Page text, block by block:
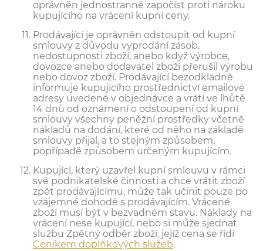
oprávněn jednostranně započíst proti nároku
kupujícího na vrácení kupní ceny.
Prodávající je oprávněn odstoupit od kupní
smlouvy z důvodu vyprodání zásob,
nedostupnosti zboží, anebo když výrobce,
dovozce anebo dodavatel zboží přerušil výrobu
nebo dovoz zboží. Prodávající bezodkladně
informuje kupujícího prostřednictví emailové
adresy uvedené v objednávce a vrátí ve lhůtě
14 dnů od oznámení o odstoupení od kupní
smlouvy všechny peněžní prostředky včetně
nákladů na dodání, které od něho na základě
smlouvy přijal, a to stejným způsobem,
popřípadě způsobem určeným kupujícím.
Kupující, který uzavřel kupní smlouvu v rámci
své podnikatelské činnosti a chce vrátit zboží
zpět prodávajícímu, může tak učinit pouze po
vzájemné dohodě s prodávajícím. Vrácené
zboží musí být v bezvadném stavu. Náklady na
vrácení nese kupující, nebo si může sjednat
službu Zpětný odběr zboží, jejíž cena se řídí
Ceníkem doplňkových služeb.